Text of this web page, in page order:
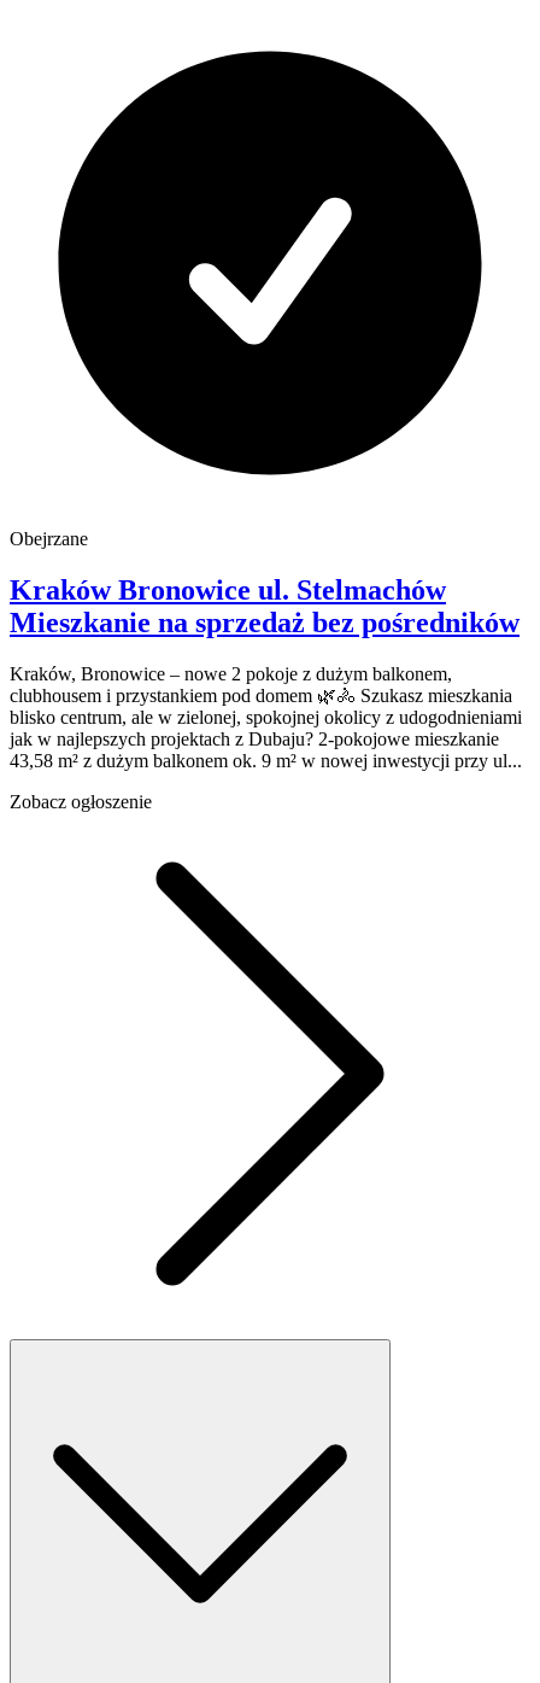
Obejrzane
Kraków Bronowice ul. Stelmachów
Mieszkanie na sprzedaż bez pośredników
Kraków, Bronowice – nowe 2 pokoje z dużym balkonem,
clubhousem i przystankiem pod domem 🌿🚴 Szukasz mieszkania
blisko centrum, ale w zielonej, spokojnej okolicy z udogodnieniami
jak w najlepszych projektach z Dubaju? 2‑pokojowe mieszkanie
43,58 m² z dużym balkonem ok. 9 m² w nowej inwestycji przy ul...
Zobacz ogłoszenie